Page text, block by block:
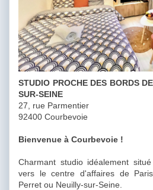
STUDIO PROCHE DES BORDS
SUR-SEINE
27, rue Parmentier
92400 Courbevoie
Bienvenue à Courbevoie !
Charmant studio idéalement
vers le centre d'affaires de
Perret ou Neuilly-sur-Seine.